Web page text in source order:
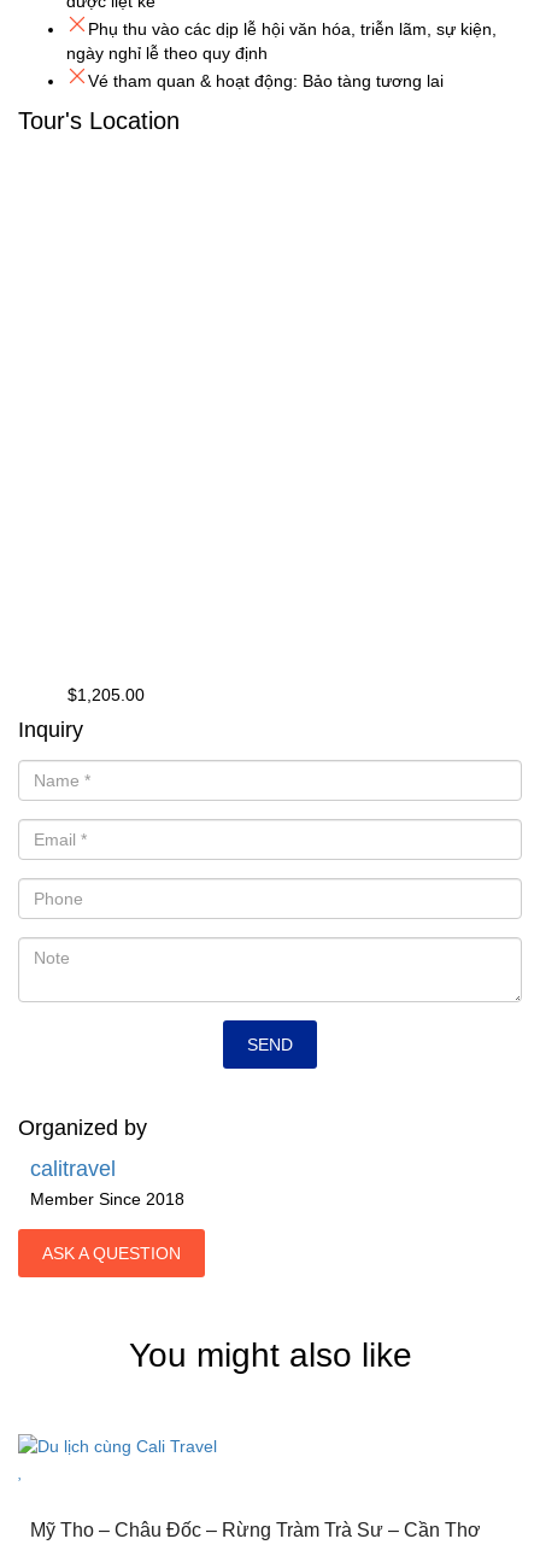
Phụ thu vào các dịp lễ hội văn hóa, triễn lãm, sự kiện,
ngày nghỉ lễ theo quy định
Vé tham quan & hoạt động: Bảo tàng tương lai
Tour's Location
$1,205.00
Inquiry
Organized by
calitravel
Member Since 2018
ASK A QUESTION
You might also like
Mỹ Tho – Châu Đốc – Rừng Tràm Trà Sư – Cần Thơ